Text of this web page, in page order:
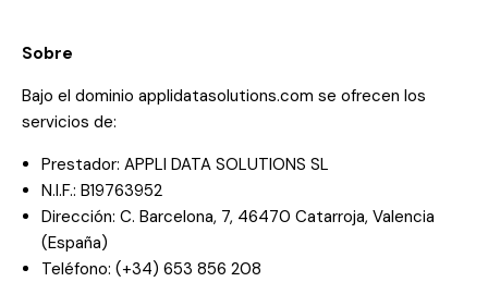
Sobre
Bajo el dominio applidatasolutions.com se ofrecen los
servicios de:
Prestador: APPLI DATA SOLUTIONS SL
N.I.F.: B19763952
Dirección: C. Barcelona, 7, 46470 Catarroja, Valencia
(España)
Teléfono: (+34) 653 856 208